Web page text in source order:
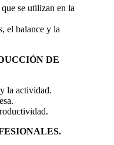
se utilizan en la
el balance y la
DE
la actividad.